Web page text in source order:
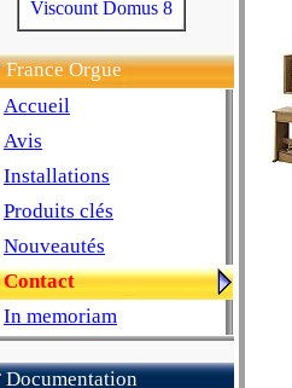
Viscount Domus 8
France Orgue
Accueil
Avis
Installations
Produits clés
Nouveautés
Contact
In memoriam
Documentation